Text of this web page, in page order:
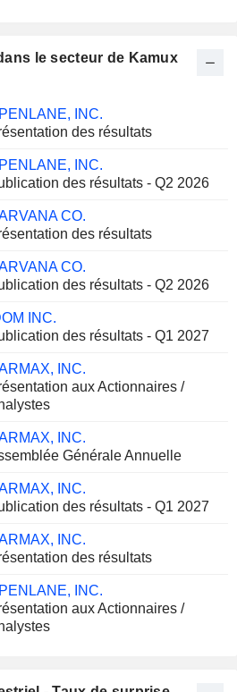
le secteur de Kamux
INC.
des résultats
INC.
des résultats - Q2 2026
CO.
des résultats
CO.
des résultats - Q2 2026
INC.
des résultats - Q1 2027
INC.
aux Actionnaires /
INC.
Générale Annuelle
INC.
des résultats - Q1 2027
INC.
des résultats
INC.
aux Actionnaires /